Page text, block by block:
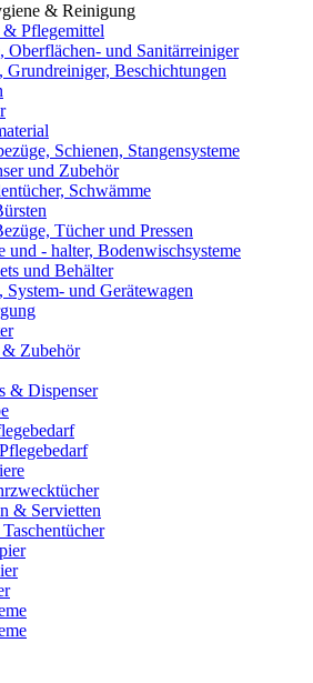
& Reinigung
Pflegemittel
Oberflächen- und Sanitärreiniger
Grundreiniger, Beschichtungen
Schienen, Stangensysteme
und Zubehör
Schwämme
Tücher und Pressen
und - halter, Bodenwischsysteme
und Behälter
System- und Gerätewagen
& Zubehör
& Dispenser
& Servietten